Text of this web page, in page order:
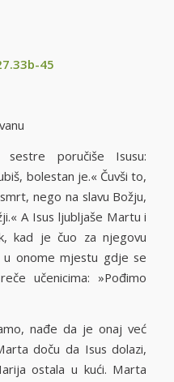
45
poručiše Isusu:
bolestan je.« Čuvši to,
nego na slavu Božju,
A Isus ljubljaše Martu i
kad je čuo za njegovu
onome mjestu gdje se
učenicima: »Pođimo
nađe da je onaj već
doču da Isus dolazi,
ostala u kući. Marta